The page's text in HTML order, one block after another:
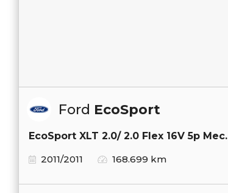
Ford EcoSport
EcoSport XLT 2.0/ 2.0 Flex 16V 5p Mec.
2011/2011
168.699 km